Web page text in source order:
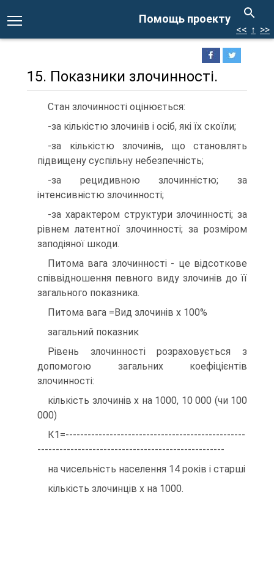
Помощь проекту
<< ↑ >>
15. Показники злочинності.
Стан злочинності оцінюється:
-за кількістю злочинів і осіб, які їх скоїли;
-за кількістю злочинів, що становлять
підвищену суспільну небезпечність;
-за рецидивною злочинністю; за
інтенсивністю злочинності;
-за характером структури злочинності; за
рівнем латентної злочинності; за розміром
заподіяної шкоди.
Питома вага злочинності - це відсоткове
співвідношення певного виду злочинів до її
загального показника.
Питома вага =Вид злочинів х 100%
загальний показник
Рівень злочинності розраховується з
допомогою загальних коефіцієнтів
злочинності:
кількість злочинів х на 1000, 10 000 (чи 100
000)
К1=-------------------------------------------------
---------------------------------------------------
на чисельність населення 14 років і старші
кількість злочинців х на 1000.